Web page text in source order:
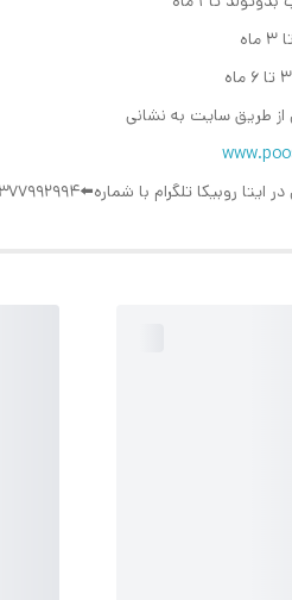
طریق سایت به نشانی
روبیکا تلگرام با شماره⬅️09377992994